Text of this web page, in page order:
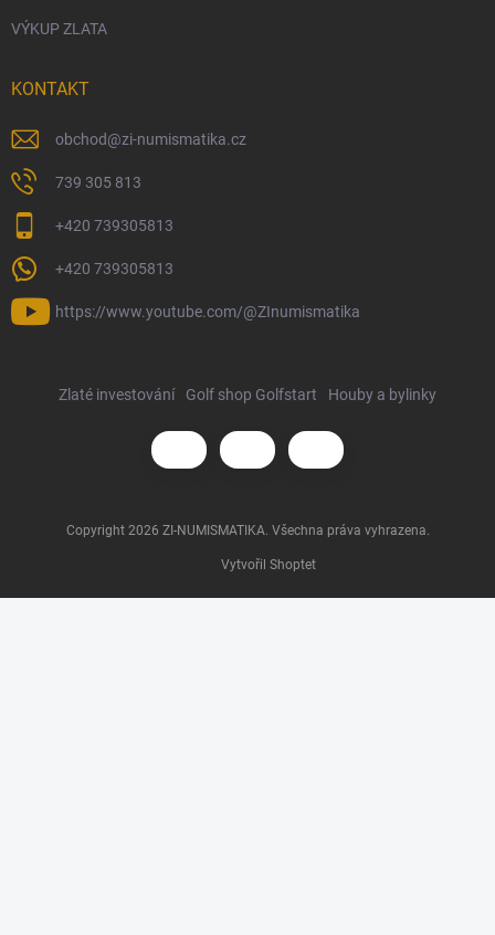
VÝKUP ZLATA
KONTAKT
obchod@zi-numismatika.cz
739 305 813
+420 739305813
+420 739305813
https://www.youtube.com/@ZInumismatika
Zlaté investování Golf shop Golfstart Houby a bylinky
Vytvořil Shoptet
Copyright 2026 ZI-NUMISMATIKA. Všechna práva vyhrazena.